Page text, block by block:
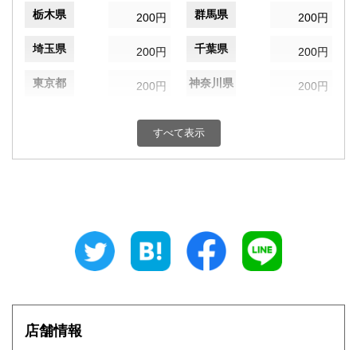
栃木県 200円 群馬県 200円
埼玉県 200円 千葉県 200円
東京都 200円 神奈川県 200円
200円 富山県
200円 三重県
大阪府
すべて表示
店舗情報